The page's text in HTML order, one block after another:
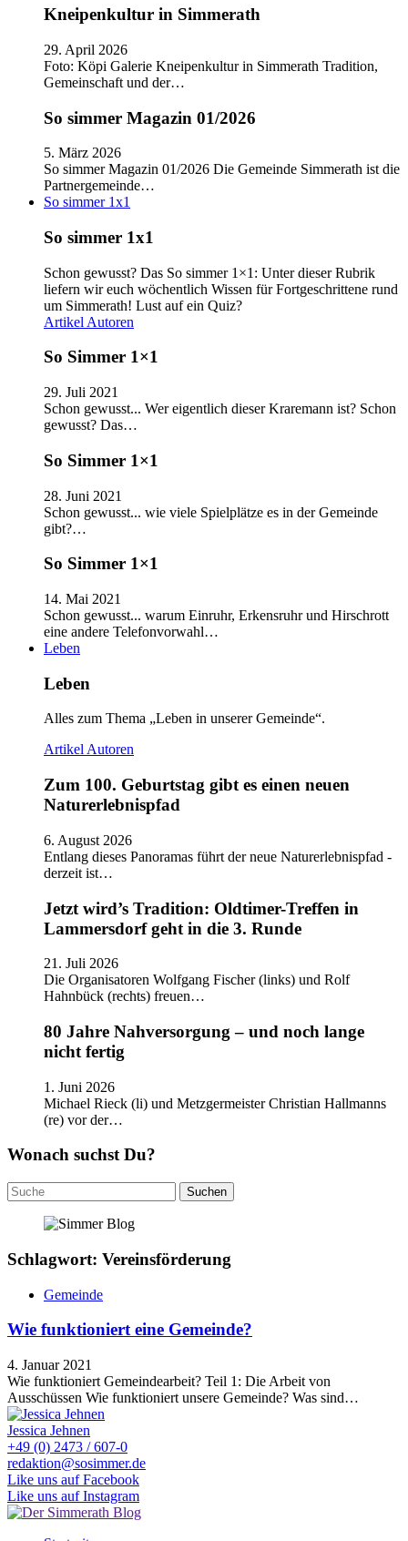
Kneipenkultur in Simmerath
29. April 2026
Foto: Köpi Galerie Kneipenkultur in Simmerath Tradition,
Gemeinschaft und der…
So simmer Magazin 01/2026
5. März 2026
So simmer Magazin 01/2026 Die Gemeinde Simmerath ist die
Partnergemeinde…
So simmer 1x1
So simmer 1x1
Schon gewusst? Das So simmer 1×1: Unter dieser Rubrik
liefern wir euch wöchentlich Wissen für Fortgeschrittene rund
um Simmerath! Lust auf ein Quiz?
Artikel Autoren
So Simmer 1×1
29. Juli 2021
Schon gewusst... Wer eigentlich dieser Kraremann ist? Schon
gewusst? Das…
So Simmer 1×1
28. Juni 2021
Schon gewusst... wie viele Spielplätze es in der Gemeinde
gibt?…
So Simmer 1×1
14. Mai 2021
Schon gewusst... warum Einruhr, Erkensruhr und Hirschrott
eine andere Telefonvorwahl…
Leben
Leben
Alles zum Thema „Leben in unserer Gemeinde“.
ArtikelAutoren
Zum 100. Geburtstag gibt es einen neuen
Naturerlebnispfad
6. August 2026
Entlang dieses Panoramas führt der neue Naturerlebnispfad -
derzeit ist…
Jetzt wird’s Tradition: Oldtimer-Treffen in
Lammersdorf geht in die 3. Runde
21. Juli 2026
Die Organisatoren Wolfgang Fischer (links) und Rolf
Hahnbück (rechts) freuen…
80 Jahre Nahversorgung – und noch lange
nicht fertig
1. Juni 2026
Michael Rieck (li) und Metzgermeister Christian Hallmanns
(re) vor der…
Wonach suchst Du?
Suchen
nach:
Schlagwort: Vereinsförderung
Gemeinde
Wie funktioniert eine Gemeinde?
4. Januar 2021
Wie funktioniert Gemeindearbeit? Teil 1: Die Arbeit von
Ausschüssen Wie funktioniert unsere Gemeinde? Was sind…
Jessica Jehnen
+49 (0) 2473 / 607-0
redaktion@sosimmer.de
Like uns auf Facebook
Like uns auf Instagram